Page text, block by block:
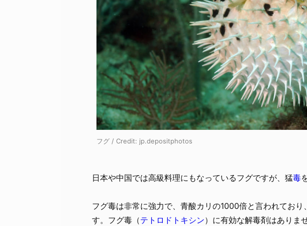
フグ / Credit: jp.depositphotos
日本や中国では高級料理にもなっているフグですが、猛毒
フグ毒は非常に強力で、青酸カリの1000倍と言われてお
す。フグ毒（テトロドトキシン）に有効な解毒剤はありませ